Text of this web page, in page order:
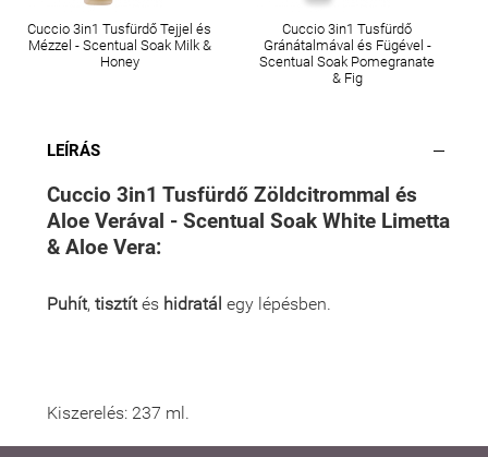
Cuccio 3in1 Tusfürdő Tejjel és
Mézzel - Scentual Soak Milk &
Honey
Cuccio 3in1 Tusfürdő
Gránátalmával és Fügével -
Scentual Soak Pomegranate
& Fig
LEÍRÁS
Cuccio 3in1 Tusfürdő Zöldcitrommal és
Aloe Verával - Scentual Soak White Limetta
& Aloe Vera:
Puhít, tisztítés hidratál egy lépésben.
Kiszerelés: 237 ml.